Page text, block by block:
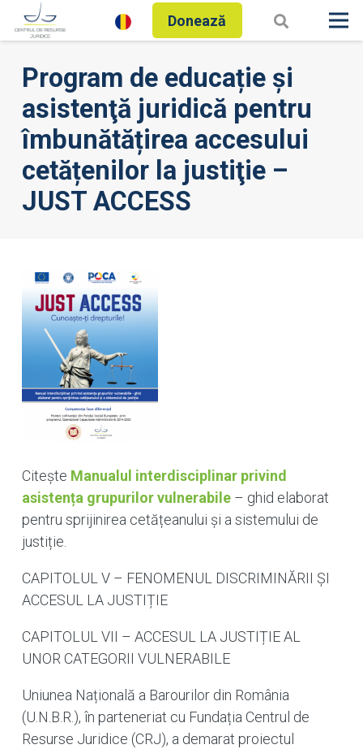
Donează
Program de educație şi
asistenţă juridică pentru
îmbunătățirea accesului
cetățenilor la justiţie –
JUST ACCESS
Citește Manualul interdisciplinar privind
asistența grupurilor vulnerabile – ghid elaborat
pentru sprijinirea cetățeanului și a sistemului de
justiție.
CAPITOLUL V – FENOMENUL DISCRIMINĂRII ȘI
ACCESUL LA JUSTIȚIE
CAPITOLUL VII – ACCESUL LA JUSTIȚIE AL
UNOR CATEGORII VULNERABILE
Uniunea Națională a Barourilor din România
(U.N.B.R.), în parteneriat cu Fundația Centrul de
Resurse Juridice (CRJ), a demarat proiectul